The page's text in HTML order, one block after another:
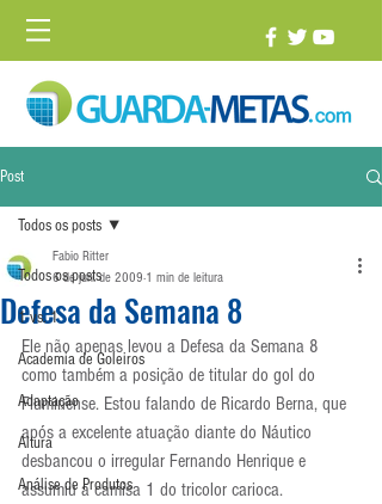
Post
Todos os posts
1 vs. 1
Academia de Goleiros
Adaptação
Altura
Análise de Produtos
Todos os posts
Defesa da Semana 8
Fabio Ritter
6 de jun. de 2009 1 min de leitura
Ele não apenas levou a Defesa da Semana 8
como também a posição de titular do gol do
Fluminense. Estou falando de Ricardo Berna, que
após a excelente atuação diante do Náutico
desbancou o irregular Fernando Henrique e
assumiu a camisa 1 do tricolor carioca.